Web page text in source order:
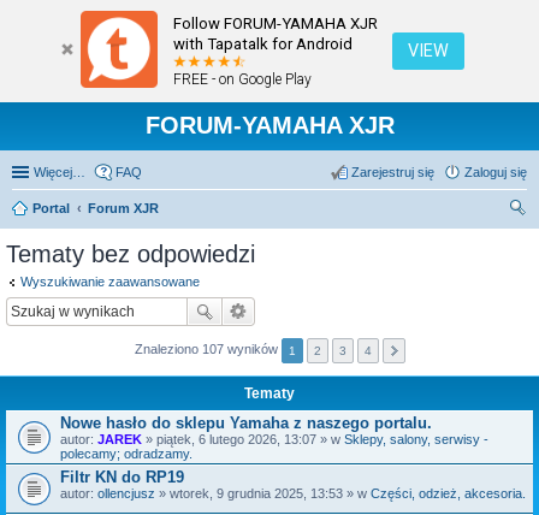
Follow FORUM-YAMAHA XJR
with Tapatalk for Android
FREE - on Google Play
VIEW
FORUM-YAMAHA XJR
Więcej… FAQ Zaloguj się
Zarejestruj się
Portal
Forum XJR
Tematy bez odpowiedzi
Wyszukiwanie zaawansowane
Znaleziono 107 wyników 1 2 3 4
Tematy
Nowe hasło do sklepu Yamaha z naszego portalu.
autor: JAREK » piątek, 6 lutego 2026, 13:07 » w Sklepy, salony, serwisy -
polecamy; odradzamy.
Filtr KN do RP19
autor: ollencjusz » wtorek, 9 grudnia 2025, 13:53 » w Części, odzież, akcesoria.